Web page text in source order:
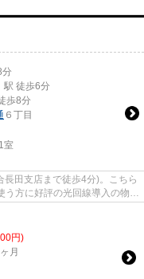
分
駅 徒歩6分
歩8分
６丁目
1室
田支店まで徒歩4分)。こちら
う方に好評の光回線導入の物件
円)
月